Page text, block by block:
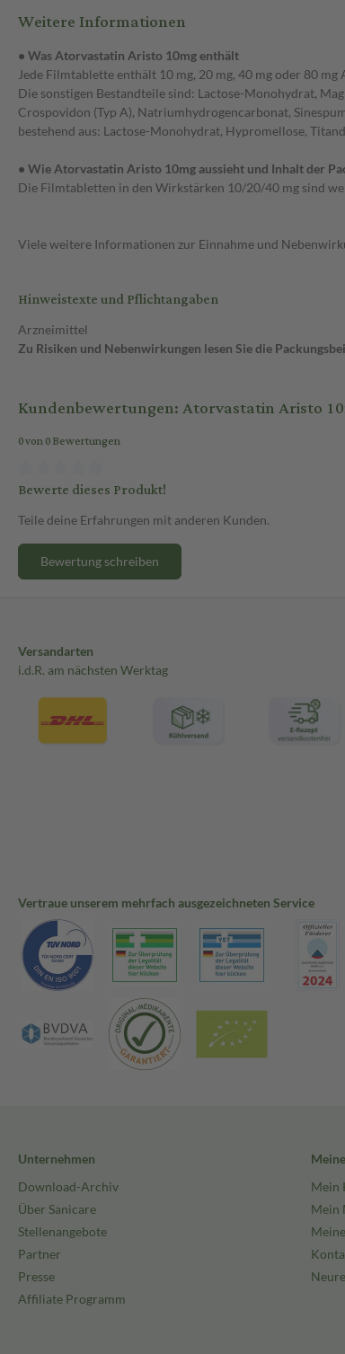
Weitere Informationen
• Was Atorvastatin Aristo 10mg enthält
Jede Filmtablette enthält 10 mg, 20 mg, 40 mg oder 80
Die sonstigen Bestandteile sind: Lactose-Monohydrat,
Crospovidon (Typ A), Natriumhydrogencarbonat,
bestehend aus: Lactose-Monohydrat, Hypromellose,
• Wie Atorvastatin Aristo 10mg aussieht und Inhalt der
Die Filmtabletten in den Wirkstärken 10/20/40 mg sind
Viele weitere Informationen zur Einnahme und
Hinweistexte und Pflichtangaben
Arzneimittel
Zu Risiken und Nebenwirkungen lesen Sie die
Kundenbewertungen: Atorvastatin Aristo
0 von 0 Bewertungen
Bewerte dieses Produkt!
Teile deine Erfahrungen mit anderen Kunden.
Bewertung schreiben
Versandarten
i.d.R. am nächsten Werktag
Vertraue unserem mehrfach ausgezeichneten Service
Unternehmen
Download-Archiv
Über Sanicare
Stellenangebote
Partner
Presse
Affiliate Programm
Mein
Mein